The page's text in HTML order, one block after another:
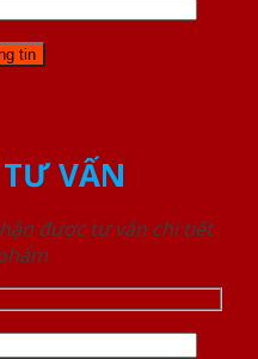
VẤN
được tư vấn chi tiết